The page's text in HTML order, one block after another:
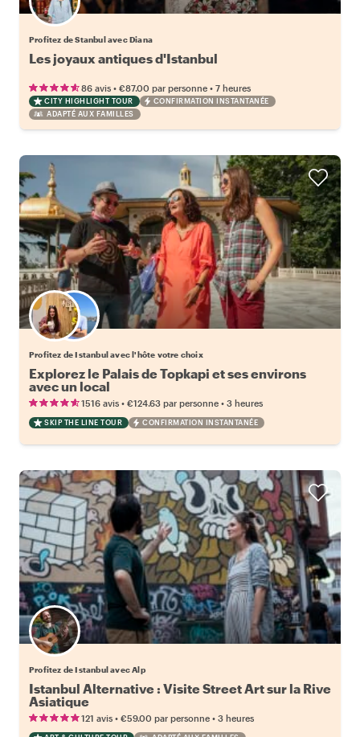
Profitez de Stanbul avec Diana
Les joyaux antiques d'Istanbul
86 avis • €87.00 par personne • 7 heures
CITY HIGHLIGHT TOUR
CONFIRMATION INSTANTANÉE
ADAPTÉ AUX FAMILLES
Choisissez votre local favori
Profitez de Istanbul avec l'hôte votre choix
Explorez le Palais de Topkapi et ses environs
avec un local
1516 avis • €124.63 par personne • 3 heures
SKIP THE LINE TOUR CONFIRMATION INSTANTANÉE
Profitez de Istanbul avec Alp
Istanbul Alternative : Visite Street Art sur la Rive
Asiatique
121 avis • €59.00 par personne • 3 heures